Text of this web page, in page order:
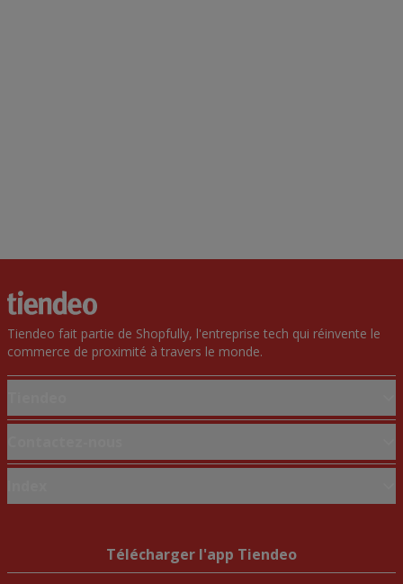
Tiendeo fait partie de Shopfully, l'entreprise tech qui réinvente le
commerce de proximité à travers le monde.
Solutions professionnelles
Magasin mal situé sur la carte
Vous rencontrez un problème technique sur l’appli ou le site?
Enseignes
Télécharger l'app Tiendeo